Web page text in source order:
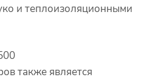
и теплоизоляционными
также является